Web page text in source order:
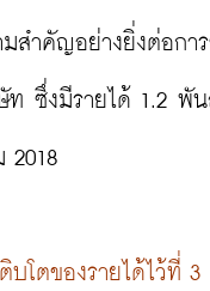
สำคัญอย่างยิ่งต่อการ
ษัท ซึ่งมีรายได้ 1.2
2018
ติบโตของรายได้ไว้ที่